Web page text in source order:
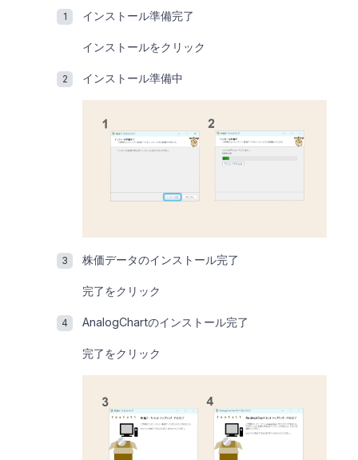
インストール準備完了
インストールをクリック
インストール準備中
株価データのインストール完了
完了をクリック
AnalogChartのインストール完了
完了をクリック